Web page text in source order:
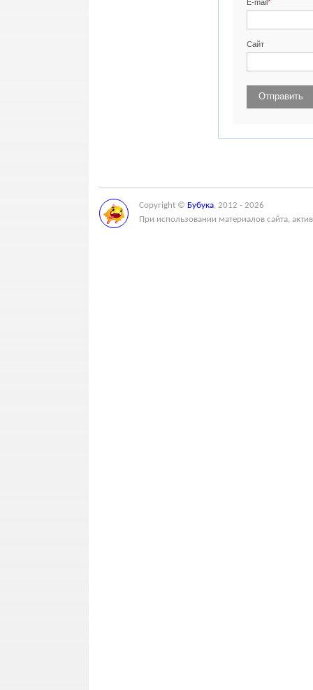
E-mail
Сайт
Copyright © Бубука, 2012 - 2026
При использовании материалов сайта,